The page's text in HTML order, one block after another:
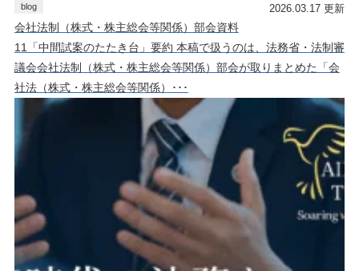
blog 2026.03.17 更新
会社法制（株式・株主総会等関係）部会資料
11「中間試案のたたき台」要約 本稿で扱うのは、法務省・法制審
議会会社法制（株式・株主総会等関係）部会が取りまとめた「会
社法（株式・株主総会等関係）･･･